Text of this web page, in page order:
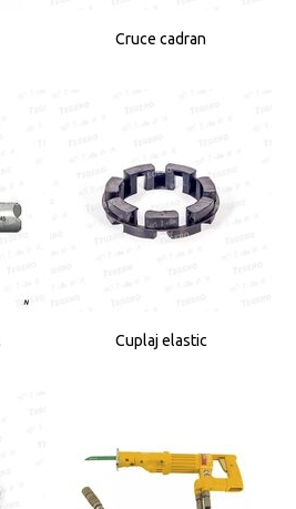
Cruce cadran
Cuplaj elastic